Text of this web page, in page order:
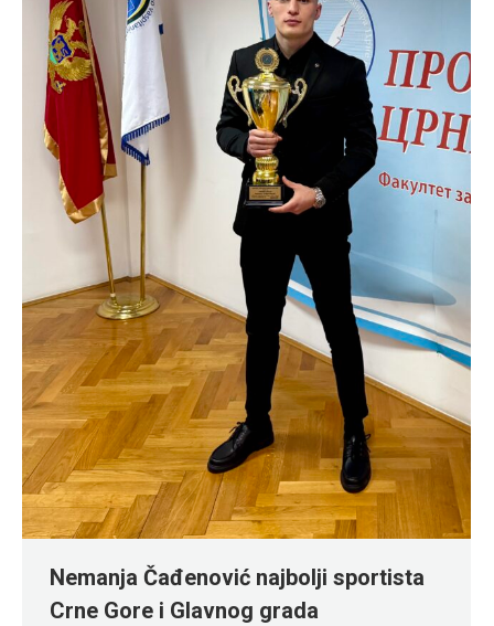
Nemanja Čađenović najbolji sportista
Crne Gore i Glavnog grada